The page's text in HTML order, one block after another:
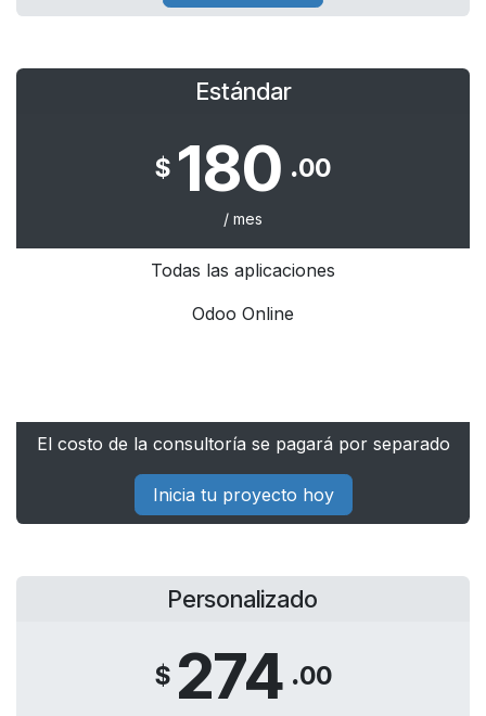
Estándar
$ 180​ .00
/ mes
Todas las aplicaciones
Odoo Online
El costo de la consultoría se pagará por separado
Inicia tu proyecto hoy
Personalizado
$ 274​ .00